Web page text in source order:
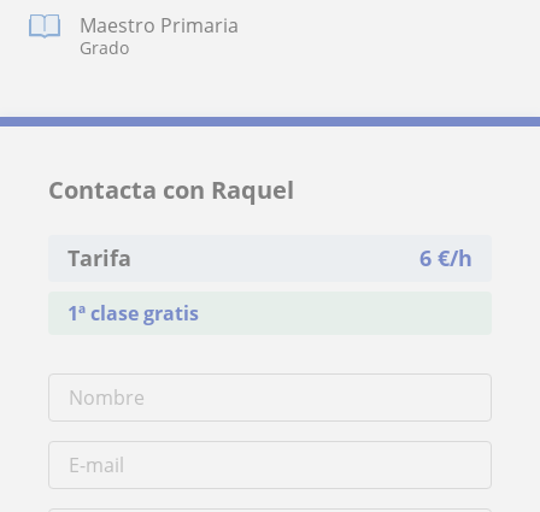
Maestro Primaria
Grado
Contacta con Raquel
Tarifa 6 €/h
1ª clase gratis